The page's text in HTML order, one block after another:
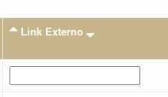
Link Externo